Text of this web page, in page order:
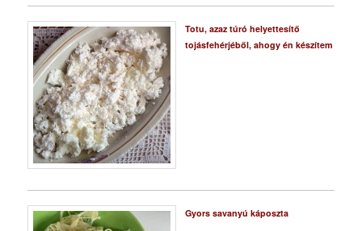
Totu, azaz túró helyettesítő
tojásfehérjéből, ahogy én készítem
Gyors savanyú káposzta